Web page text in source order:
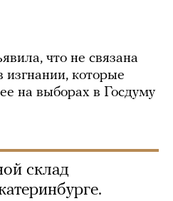
что не связана
изгнании, которые
на выборах в Госдуму
склад